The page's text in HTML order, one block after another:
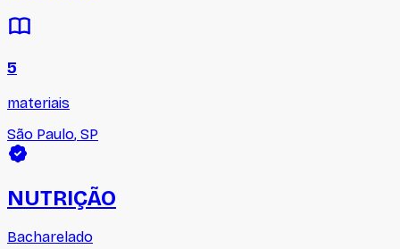
5
materiais
São Paulo, SP
NUTRIÇÃO
Bacharelado